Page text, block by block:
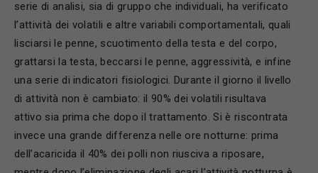
serie di analisi, sia di gruppo che individuali, ha verificato
l’attività dei volatili e altre variabili comportamentali, quali
lisciarsi le penne, scuotimento della testa e del corpo,
grattarsi la testa, beccarsi le penne, aggressività, e infine
una serie di indicatori fisiologici. Durante il giorno il livello
di attività non è cambiato: il 90% dei volatili risultava
attivo sia prima che dopo il trattamento. Si è riscontrata
invece una grande differenza nelle ore notturne: prima
dell’acaricida il 40% dei polli non riusciva a riposare,